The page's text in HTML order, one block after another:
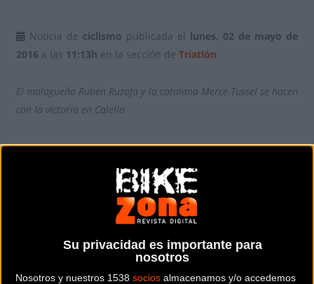
Su privacidad es importante para
nosotros
Nosotros y nuestros 1538 socios almacenamos y/o accedemos
Noticia de ciclismo publicada el lunes, 02 de mayo de
2016 a las 11:13h en la sección de Triatlón
El malagueño Rubén Ruzafa y la catalana Merce Tussel se hacen
con la victoria en Calella
Esta mañana ha tenido lugar, en la localidad barcelonesa
de Calella, la primera de las dos paradas del Subaru
Triatlón Cross. Rubén Ruzafa ha sido el vencedor absoluto
de la prueba, mientras que en categoría femenina la
vencedora ha sido Merce Tussel.